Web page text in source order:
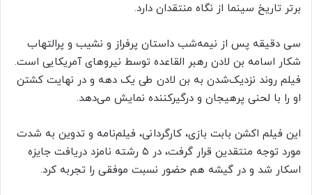
برتر تاریخ سینما از نگاه منتقدان دارد.
سی دقیقه پس از نیمه‌شب داستان پرفراز و نشیب و پرالتهاب
شکار اسامه بن لادن رهبر القاعده توسط نیروهای آمریکایی است.
فیلم روند نزدیک‌شدن به بن لادن طی یک دهه و در نهایت کشتن
او را با لحنی پرهیجان و درگیرکننده نمایش می‌دهد.
این فیلم اکشن بابت بازی، کارگردانی، فیلم‌نامه و تدوین به شدت
مورد توجه منتقدین قرار گرفت، در ۵ رشته نامزد دریافت جایزه
اسکار شد و در گیشه هم حضور نسبت موفقی را تجربه کرد.